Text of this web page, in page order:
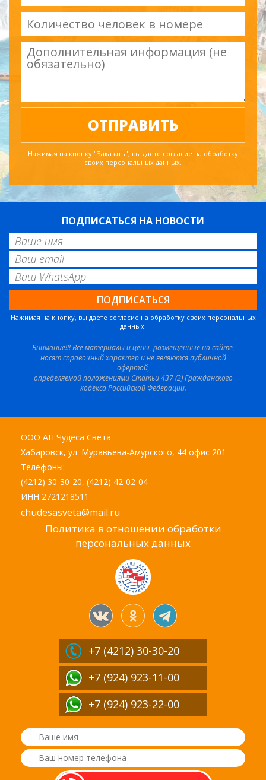
Нажимая на кнопку "Заказать", вы даете согласие на обработку
своих персональных данных.
ПОДПИСАТЬСЯ НА НОВОСТИ
Нажимая на кнопку, вы даете согласие на обработку своих персональных
данных.
Внимание!!! Все материалы и цены, размещенные на сайте,
носят справочный характер и не являются публичной
офертой,
определяемой положениями Статьи 437 (2) Гражданского
кодекса Российской Федерации.
ООО АП Чудеса Света
Хабаровск, ул. Муравьева-Амурского, 44 офис 201
Телефоны:
(4212) 30-30-20, (4212) 42-02-04
ИНН 2721218511
chudesasveta@mail.ru
Политика в отношении обработки
персональных данных
+7 (4212) 30-30-20
+7 (924) 923-11-00
+7 (924) 923-22-00